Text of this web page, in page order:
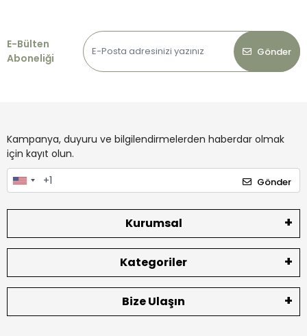
E-Bülten
Aboneliği
Gönder
Kampanya, duyuru ve bilgilendirmelerden haberdar olmak
için kayıt olun.
Gönder
Kurumsal
Kategoriler
Bize Ulaşın